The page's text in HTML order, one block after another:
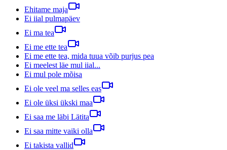
Ehitame maja
Ei iial pulmapäev
Ei ma tea
Ei me ette tea
Ei me ette tea, mida tuua võib purjus pea
Ei meelest läe mul iial...
Ei mul pole mõisa
Ei ole veel ma selles eas
Ei ole üksi ükski maa
Ei saa me läbi Lätita
Ei saa mitte vaiki olla
Ei takista vallid